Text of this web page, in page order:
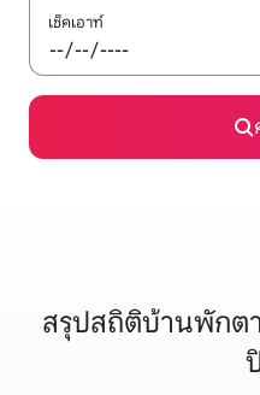
เช็คเอาท์
สรุปสถิติบ้านพักต